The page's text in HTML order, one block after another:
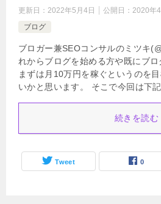
更新日： 2022年5月4日 公開日： 2020年
ブログ
ブロガー兼SEOコンサルのミツキ
れからブログを始める方や既にブ
まずは月10万円を稼ぐというのを
いかと思います。 そこで今回は下
続きを読む
Tweet 0